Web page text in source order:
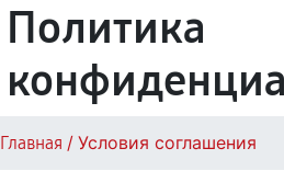
Политика
Главная / Условия соглашения